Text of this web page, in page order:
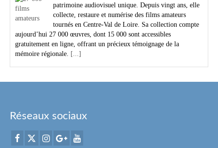
patrimoine audiovisuel unique. Depuis vingt ans, elle
collecte, restaure et numérise des films amateurs
tournés en Centre-Val de Loire. Sa collection compte
aujourd’hui 27 000 œuvres, dont 15 000 sont accessibles
gratuitement en ligne, offrant un précieux témoignage de la
mémoire régionale. [...]
Réseaux sociaux